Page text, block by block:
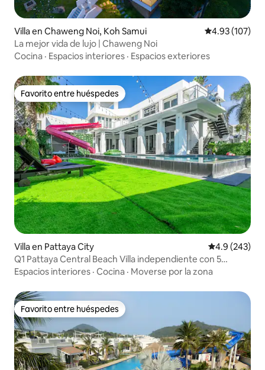
Villa en Chaweng Noi, Koh Samui Calificación
4.93 (107)
La mejor vida de lujo | Chaweng Noi
Cocina · Espacios interiores · Espacios exteriores
Favorito entre huéspedes
Favorito entre huéspedes
Villa en Pattaya City Calificación
4.9 (243)
Q1 Pattaya Central Beach Villa independiente con 5
dormitorios, 5 baños, 6 camas, piscina grande con
servicio de barbacoa a cargo del chef por un cargo
adicional.
Espacios interiores · Cocina · Moverse por la zona
Favorito entre huéspedes
Favorito entre huéspedes